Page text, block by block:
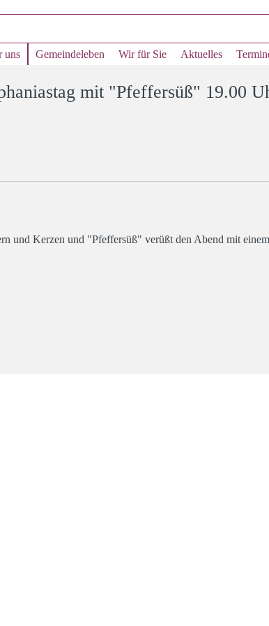
uns Gemeindeleben Wir für Sie Aktuelles
mit "Pfeffersüß" 19.00
und Kerzen und "Pfeffersüß" verüßt den Abend mit